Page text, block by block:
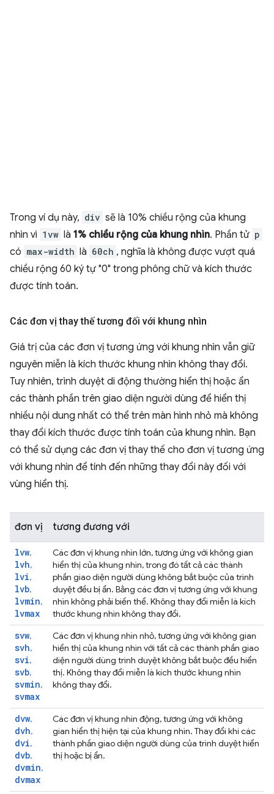
Trong ví dụ này, div sẽ là 10% chiều rộng của khung
nhìn vì 1vw là 1% chiều rộng của khung nhìn. Phần tử p
có max-width là 60ch , nghĩa là không được vượt quá
chiều rộng 60 ký tự "0" trong phông chữ và kích thước
được tính toán.
Các đơn vị thay thế tương đối với khung nhìn
Giá trị của các đơn vị tương ứng với khung nhìn vẫn giữ
nguyên miễn là kích thước khung nhìn không thay đổi.
Tuy nhiên, trình duyệt di động thường hiển thị hoặc ẩn
các thành phần trên giao diện người dùng để hiển thị
nhiều nội dung nhất có thể trên màn hình nhỏ mà không
thay đổi kích thước được tính toán của khung nhìn. Bạn
có thể sử dụng các đơn vị thay thế cho đơn vị tương ứng
với khung nhìn để tính đến những thay đổi này đối với
vùng hiển thị.
đơn vị tương đương với
lvw,
lvh,
lvi,
lvb,
lvmin,
lvmax
Các đơn vị khung nhìn lớn, tương ứng với không gian
hiển thị của khung nhìn, trong đó tất cả các thành
phần giao diện người dùng không bắt buộc của trình
duyệt đều bị ẩn. Bằng các đơn vị tương ứng với khung
nhìn không phải biến thể. Không thay đổi miễn là kích
thước khung nhìn không thay đổi.
svw,
svh,
svi,
svb,
svmin,
svmax
Các đơn vị khung nhìn nhỏ, tương ứng với không gian
hiển thị của khung nhìn với tất cả các thành phần giao
diện người dùng trình duyệt không bắt buộc đều hiển
thị. Không thay đổi miễn là kích thước khung nhìn
không thay đổi.
dvw,
dvh,
dvi,
dvb,
dvmin,
dvmax
Các đơn vị khung nhìn động, tương ứng với không
gian hiển thị hiện tại của khung nhìn. Thay đổi khi các
thành phần giao diện người dùng của trình duyệt hiển
thị hoặc bị ẩn.